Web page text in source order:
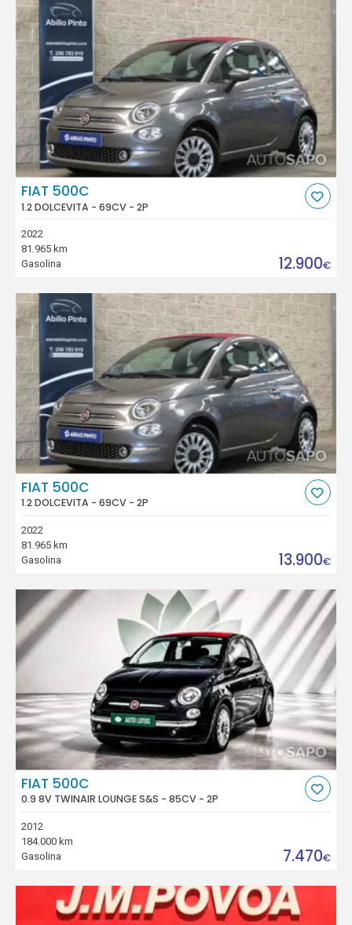
FIAT 500C
1.2 DOLCEVITA - 69CV - 2P
2022
81.965 km
Gasolina
12.900€
FIAT 500C
1.2 DOLCEVITA - 69CV - 2P
2022
81.965 km
Gasolina
13.900€
FIAT 500C
0.9 8V TWINAIR LOUNGE S&S - 85CV - 2P
2012
184.000 km
Gasolina
7.470€